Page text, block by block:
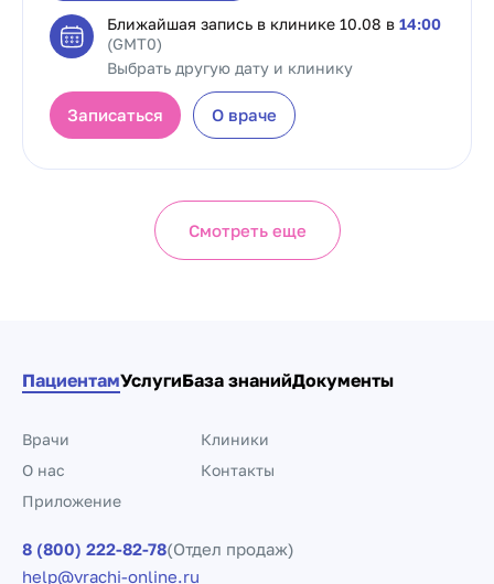
Ближайшая запись в клинике 10.08 в 14:00
(GMT0)
Выбрать другую дату и клинику
Записаться О враче
Смотреть еще
ПациентамУслугиБаза знанийДокументы
Врачи
Клиники
О нас
Контакты
Приложение
8 (800) 222-82-78(Отдел продаж)
help@vrachi-online.ru